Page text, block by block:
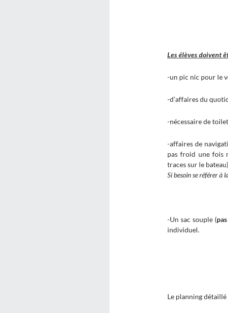
Les élèves doivent
-un pic nic pour le
-d’affaires du
-nécessaire de
-affaires de
pas froid une fois
traces sur le
Si besoin se référer à
-Un sac souple (
individuel.
Le planning